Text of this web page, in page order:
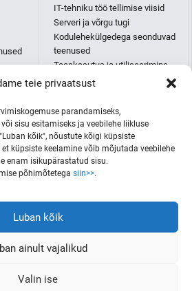
teie privaatsust
parandamiseks,
sisu esitamiseks ja veebilehe liikluse
kõik", nõustute kõigi küpsiste
küpsiste keelamine võib mõjutada veebilehe
enam isikupärastatud sisu.
põhimõtetega siin>>.
Luban kõik
ainult vajalikud
Valin ise
IT-tehniku töö tellimise viisid
Serveri ja võrgu tugi
Kodulehekülgedega seonduvad
teenused
Taaskasutus ja utiliseerimine
IT-abi paketid
AI teenused
Kõik IT-abi teenused
ITmees Eesti OÜ
itmees@itmees.ee
5,00€